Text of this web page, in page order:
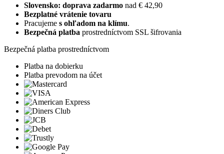
Slovensko: doprava zadarmo nad € 42,90
Bezplatné vrátenie tovaru
Pracujeme s ohľadom na klímu.
Bezpečná platba prostredníctvom SSL šifrovania
Bezpečná platba prostredníctvom
Platba na dobierku
Platba prevodom na účet